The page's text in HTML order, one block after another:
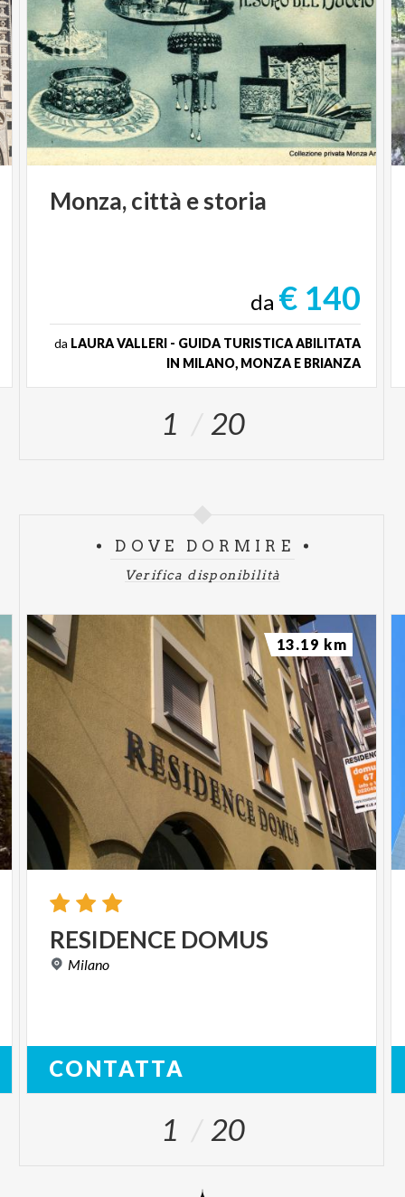
Monza,città estoria
da € 140
da LAURA VALLERI - GUIDA TURISTICA ABILITATA
IN MILANO, MONZA E BRIANZA
1 20
DOVE DORMIRE
Verifica disponibilità
RESIDENCE DOMUS
Milano
CONTATTA
13.19 km
1 20